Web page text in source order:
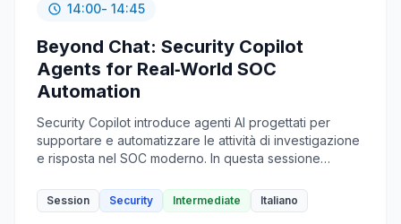
14:00- 14:45
Beyond Chat: Security Copilot
Agents for Real‑World SOC
Automation
Security Copilot introduce agenti AI progettati per
supportare e automatizzare le attività di investigazione
e risposta nel SOC moderno. In questa sessione
possano analizzare alert, arricchire il contesto delle
minacce, supportare investigazioni guidate e
Session Security Intermediate Italiano